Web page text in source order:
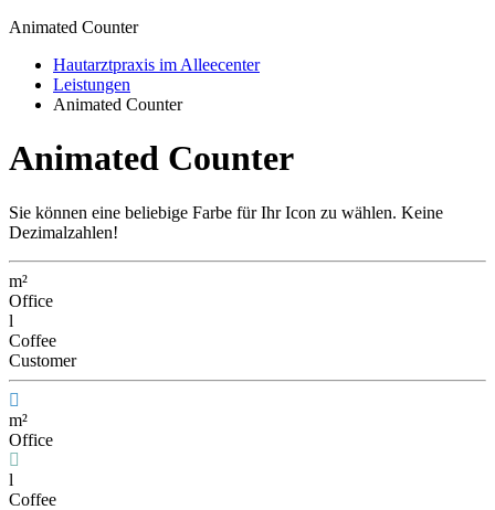
Animated Counter
Hautarztpraxis im Alleecenter
Leistungen
Animated Counter
Animated Counter
Sie können eine beliebige Farbe für Ihr Icon zu wählen. Keine
Dezimalzahlen!
m²
Office
l
Coffee
Customer
m²
Office
l
Coffee